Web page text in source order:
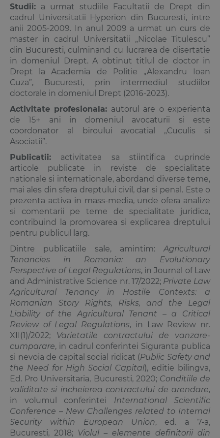
Studii: a urmat studiile Facultatii de Drept din
cadrul Universitatii Hyperion din Bucuresti, intre
anii 2005-2009. In anul 2009 a urmat un curs de
master in cadrul Universitatii „Nicolae Titulescu”
din Bucuresti, culminand cu lucrarea de disertatie
in domeniul Drept. A obtinut titlul de doctor in
Drept la Academia de Politie „Alexandru Ioan
Cuza”, Bucuresti, prin intermediul studiilor
doctorale in domeniul Drept (2016-2023).
Activitate profesionala: autorul are o experienta
de 15+ ani in domeniul avocaturii si este
coordonator al biroului avocatial „Cuculis si
Asociatii”.
Publicatii: activitatea sa stiintifica cuprinde
articole publicate in reviste de specialitate
nationale si internationale, abordand diverse teme,
mai ales din sfera dreptului civil, dar si penal. Este o
prezenta activa in mass-media, unde ofera analize
si comentarii pe teme de specialitate juridica,
contribuind la promovarea si explicarea dreptului
pentru publicul larg.
Dintre publicatiile sale, amintim: Agricultural
Tenancies in Romania: an Evolutionary
Perspective of Legal Regulations, in Journal of Law
and Administrative Science nr. 17/2022; Private Law
Agricultural Tenancy in Hostile Contexts: a
Romanian Story Rights, Risks, and the Legal
Liability of the Agricultural Tenant – a Critical
Review of Legal Regulations, in Law Review nr.
XII(1)/2022; Varietatile contractului de vanzare-
cumparare, in cadrul conferintei Siguranta publica
si nevoia de capital social ridicat (Public Safety and
the Need for High Social Capital), editie bilingva,
Ed. Pro Universitaria, Bucuresti, 2020; Conditiile de
validitate si incheierea contractului de arendare,
in volumul conferintei International Scientific
Conference – New Challenges related to Internal
Security within European Union, ed. a 7-a,
Bucuresti, 2018; Violul – elemente definitorii din